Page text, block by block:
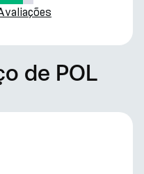
de POL